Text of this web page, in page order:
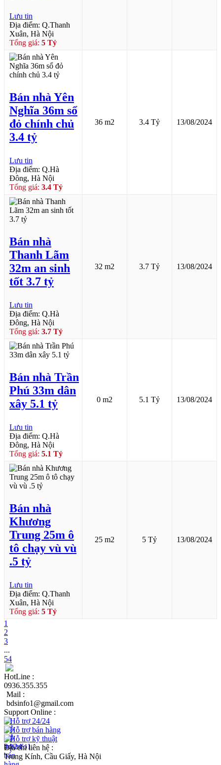
Lưu tin
Địa điểm: Q.Thanh
Xuân, Hà Nội
Tổng giá: 5 Tỷ
Bán nhà Yên
Nghĩa 36m sổ
đỏ chính chủ
3.4 tỷ
Lưu tin
Địa điểm: Q.Hà
Đông, Hà Nội
Tổng giá: 3.4 Tỷ
36 m2 3.4 Tỷ 13/08/2024
Bán nhà
Thanh Lãm
32m an sinh
tốt 3.7 tỷ
Lưu tin
Địa điểm: Q.Hà
Đông, Hà Nội
Tổng giá: 3.7 Tỷ
32 m2 3.7 Tỷ 13/08/2024
Bán nhà Trần
Phú 33m dân
xây 5.1 tỷ
Lưu tin
Địa điểm: Q.Hà
Đông, Hà Nội
Tổng giá: 5.1 Tỷ
0 m2 5.1 Tỷ 13/08/2024
Bán nhà
Khương
Trung 25m ô
tô chạy vù vù
.5 tỷ
Lưu tin
Địa điểm: Q.Thanh
Xuân, Hà Nội
Tổng giá: 5 Tỷ
25 m2 5 Tỷ 13/08/2024
1
2
3
...
54
HotLine :
0936.355.355
Mail :
bdsinfo1@gmail.com
Support Online :
Hỗ trợ 24/24
Hỗ trợ bán hàng
Hỗ trợ kỹ thuật
Địa chỉ liên hệ :
Trung Kính, Cầu Giấy, Hà Nội